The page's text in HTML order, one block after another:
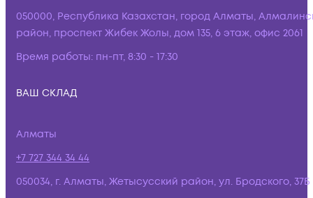
050000, Республика Казахстан, город Алматы,
район, проспект Жибек Жолы, дом 135, 6 этаж, офис 2061
Время работы: пн-пт, 8:30 - 17:30
ВАШ СКЛАД
Алматы
+7 727 344 34 44
050034, г. Алматы, Жетысусский район, ул. Бродского, 37Б